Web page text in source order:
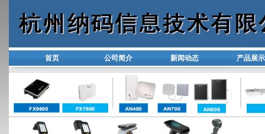
首页 公司简介 新闻动态 产品展示